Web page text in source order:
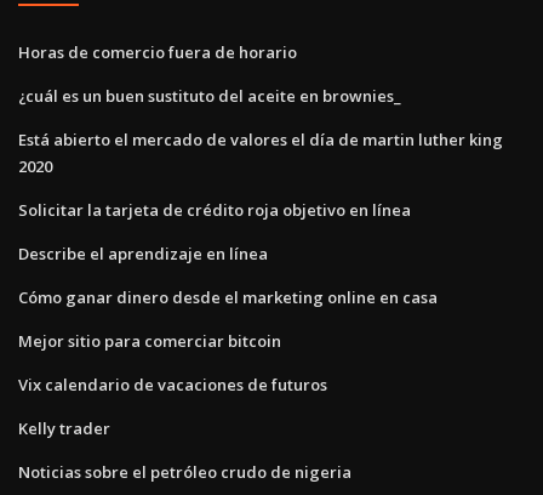
Horas de comercio fuera de horario
¿cuál es un buen sustituto del aceite en brownies_
Está abierto el mercado de valores el día de martin luther king
2020
Solicitar la tarjeta de crédito roja objetivo en línea
Describe el aprendizaje en línea
Cómo ganar dinero desde el marketing online en casa
Mejor sitio para comerciar bitcoin
Vix calendario de vacaciones de futuros
Kelly trader
Noticias sobre el petróleo crudo de nigeria